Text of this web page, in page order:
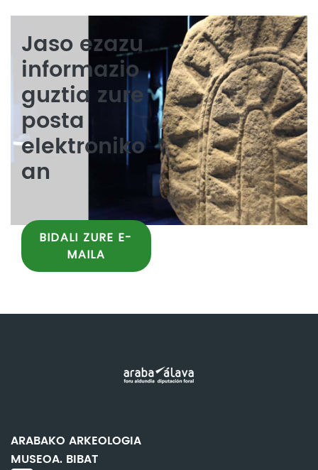
Jaso ezazu
informazio
guztia zure
posta
elektroniko
an
BIDALI ZURE E-
MAILA
ARABAKO ARKEOLOGIA
MUSEOA. BIBAT